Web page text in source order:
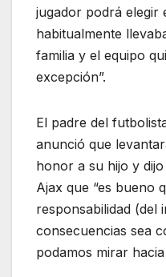
jugador podrá elegir
habitualmente
familia y el equipo
excepción”.
El padre del
anunció que
honor a su hijo y
Ajax que “es bueno
responsabilidad (del
consecuencias sea
podamos mirar